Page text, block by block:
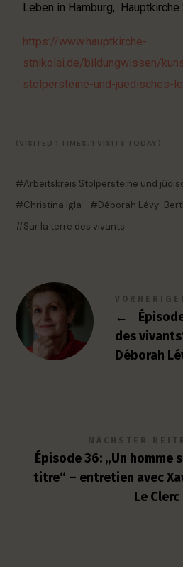
Leben in Hamburg, Hauptkirche
https://www.hauptkirche-
stnikolai.de/bildungwissen/
stolpersteine-und-juedisches-
(VISITED 1 TIMES, 1 VISITS TODAY)
Arbeitskreis Stolpersteine und
Christina Igla
Déborah Lévy-
Sur la terre des vivants
←
des
Déborah
NÄCHSTER
Épisode 36: „Un homme
titre“ – entretien avec
Le Clerc